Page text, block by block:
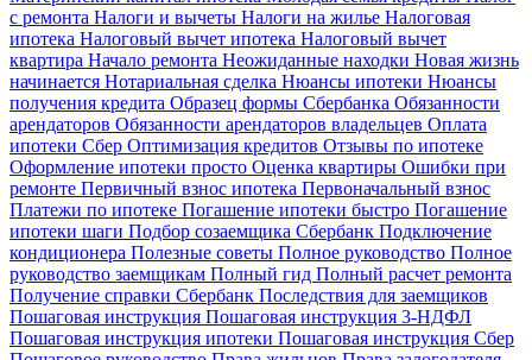
с ремонта Налоги и вычеты Налоги на жилье Налоговая
ипотека Налоговый вычет ипотека Налоговый вычет
квартира Начало ремонта Неожиданные находки Новая жизнь
начинается Нотариальная сделка Нюансы ипотеки Нюансы
получения кредита Образец формы Сбербанка Обязанности
арендаторов Обязанности арендаторов владельцев Оплата
ипотеки Сбер Оптимизация кредитов Отзывы по ипотеке
Оформление ипотеки просто Оценка квартиры Ошибки при
ремонте Первичный взнос ипотека Первоначальный взнос
Платежи по ипотеке Погашение ипотеки быстро Погашение
ипотеки шаги Подбор созаемщика Сбербанк Подключение
кондиционера Полезные советы Полное руководство Полное
руководство заемщикам Полный гид Полный расчет ремонта
Получение справки Сбербанк Последствия для заемщиков
Пошаговая инструкция Пошаговая инструкция 3-НДФЛ
Пошаговая инструкция ипотеки Пошаговая инструкция Сбер